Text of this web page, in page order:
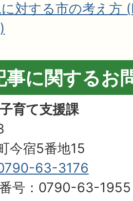
対する市の考え方
事に関するお
育て支援課
今宿5番地15
63-3176
号：0790-63-1955